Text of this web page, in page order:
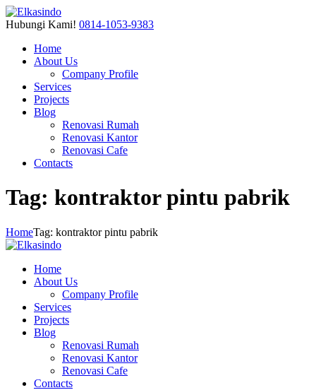
Hubungi Kami! 0814-1053-9383
Home
About Us
Company Profile
Services
Projects
Blog
Renovasi Rumah
Renovasi Kantor
Renovasi Cafe
Contacts
Tag: kontraktor pintu pabrik
HomeTag: kontraktor pintu pabrik
Home
About Us
Company Profile
Services
Projects
Blog
Renovasi Rumah
Renovasi Kantor
Renovasi Cafe
Contacts